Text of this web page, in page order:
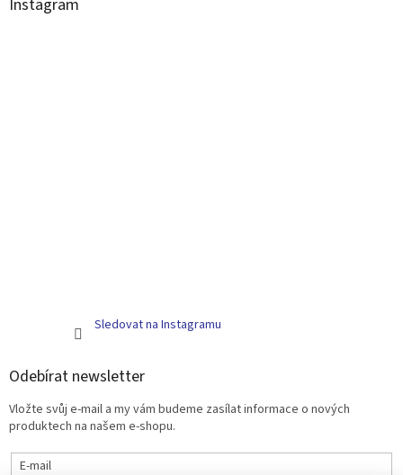
Instagram
Sledovat na Instagramu
Odebírat newsletter
Vložte svůj e-mail a my vám budeme zasílat informace o nových
produktech na našem e-shopu.
E-mail